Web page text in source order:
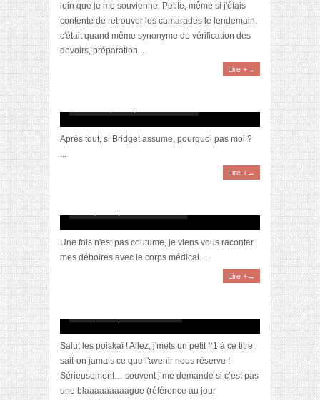
loin que je me souvienne. Petite, même si j'étais
contente de retrouver les camarades le lendemain,
c'était quand même synonyme de vérification des
devoirs, préparation...
Lire +→
Après tout, si Bridget assume, pourquoi pas moi ?
...
Lire +→
Une fois n'est pas coutume, je viens vous raconter
mes déboires avec le corps médical. ...
Lire +→
Salut les poiskaï ! Allez, j'mets un petit #1 à ce titre,
sait-on jamais ce que l'avenir nous réserve !
Sérieusement… souvent j’me demande si c’est pas
une blaaaaaaaaague (référence au jour